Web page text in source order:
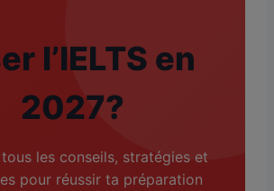
l’IELTS en
2027?
les conseils, stratégies et
pour réussir ta préparation